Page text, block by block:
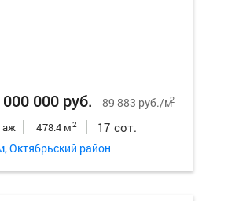
000 руб. 89 883 руб./м2
478.4 м2 17 сот.
Октябрьский район